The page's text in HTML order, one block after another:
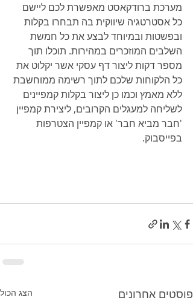
מערכת ברודקאסט מאפשרת לכם ליישם
כל אסטרטגיה שיווקית בה תבחרו בקלות
ובפשטות ובמיוחד לבצע את כל חמשת
השלבים המוזכרים במהירות. תוכלו תוך
מספר דקות ליצור דף עסקי אשר יקלוט את
כל הלקוחות שלכם לתוך רשימה ממוחשבת
ללא מאמץ וכמו כן ליצור בקלות קמפיינים
לשליחה למעגלים הקרובים, ליצירת קמפיין
'חבר מביא חבר' או קמפיין הצטרפות
בפייסבוק.
פוסטים אחרונים הצג הכול